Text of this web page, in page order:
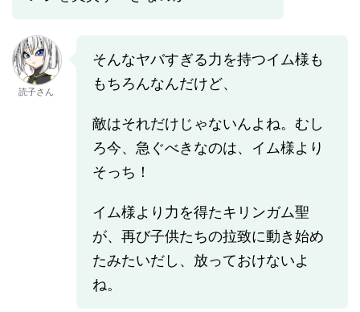
読子さん
そんなヤバすぎる力を持つイム様も
もちろんなんだけど、
敵はそれだけじゃないんよね。むし
ろ今、急ぐべきなのは、イム様より
そっち！
イム様より力を得たキリンガム聖
が、再び子供たちの拉致に動き始め
たみたいだし、放っておけないよ
ね。